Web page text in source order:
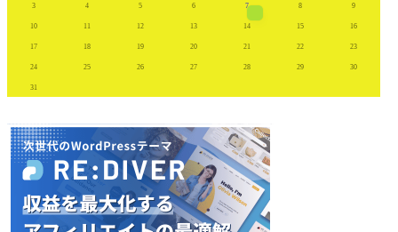
3 4 5 6 7 8 9
10 11 12 13 14 15 16
17 18 19 20 21 22 23
24 25 26 27 28 29 30
31